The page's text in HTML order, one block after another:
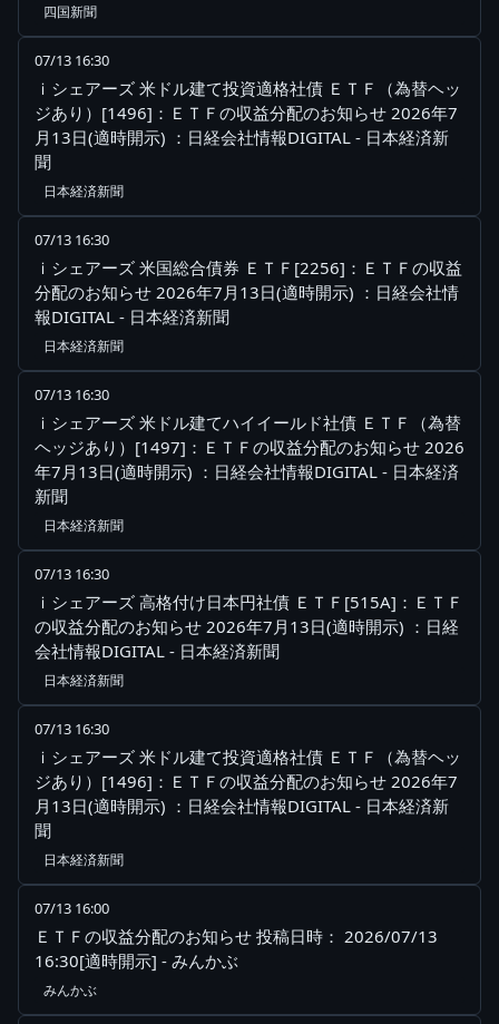
四国新聞
07/13 16:30
ｉシェアーズ 米ドル建て投資適格社債 ＥＴＦ（為替ヘッ
ジあり）[1496]：ＥＴＦの収益分配のお知らせ 2026年7
月13日(適時開示) ：日経会社情報DIGITAL - 日本経済新
聞
日本経済新聞
07/13 16:30
ｉシェアーズ 米国総合債券 ＥＴＦ[2256]：ＥＴＦの収益
分配のお知らせ 2026年7月13日(適時開示) ：日経会社情
報DIGITAL - 日本経済新聞
日本経済新聞
07/13 16:30
ｉシェアーズ 米ドル建てハイイールド社債 ＥＴＦ（為替
ヘッジあり）[1497]：ＥＴＦの収益分配のお知らせ 2026
年7月13日(適時開示) ：日経会社情報DIGITAL - 日本経済
新聞
日本経済新聞
07/13 16:30
ｉシェアーズ 高格付け日本円社債 ＥＴＦ[515A]：ＥＴＦ
の収益分配のお知らせ 2026年7月13日(適時開示) ：日経
会社情報DIGITAL - 日本経済新聞
日本経済新聞
07/13 16:30
ｉシェアーズ 米ドル建て投資適格社債 ＥＴＦ（為替ヘッ
ジあり）[1496]：ＥＴＦの収益分配のお知らせ 2026年7
月13日(適時開示) ：日経会社情報DIGITAL - 日本経済新
聞
日本経済新聞
07/13 16:00
ＥＴＦの収益分配のお知らせ 投稿日時： 2026/07/13
16:30[適時開示] - みんかぶ
みんかぶ